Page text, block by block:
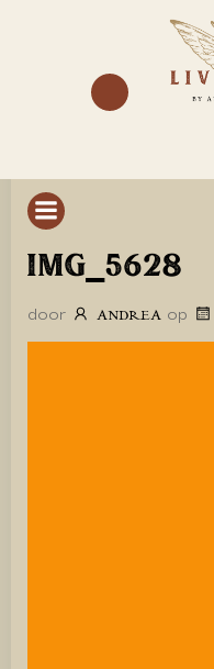
IMG_5628
door ANDREA op